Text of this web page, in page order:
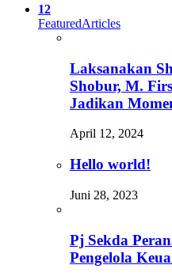
12
FeaturedArticles
Laksanakan
Shobur, M.
Jadikan
April 12, 2024
Hello world!
Juni 28, 2023
Pj Sekda
Pengelola